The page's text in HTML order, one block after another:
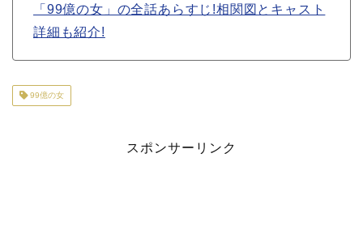
「99億の女」の全話あらすじ!相関図とキャスト
詳細も紹介!
99億の女
スポンサーリンク